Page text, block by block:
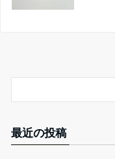
最近の投稿